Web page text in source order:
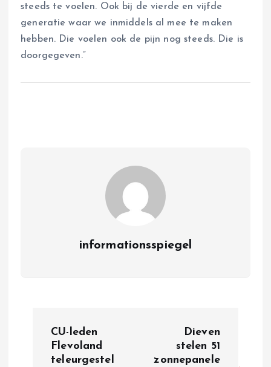
steeds te voelen. Ook bij de vierde en vijfde
generatie waar we inmiddels al mee te maken
hebben. Die voelen ook de pijn nog steeds. Die is
doorgegeven.”
informationsspiegel
CU-leden
Flevoland
teleurgestel
Dieven
stelen 51
zonnepanele